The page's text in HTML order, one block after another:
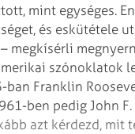
mint egységes.
és eskütétele
szónoklatok
ban Franklin
ben pedig John
azt kérdezd, mit